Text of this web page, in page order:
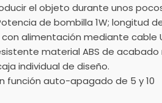
el objeto durante unos
de bombilla 1W; longitud
alimentación mediante cable
material ABS de
individual de diseño.
función auto-apagado de 5 y 10